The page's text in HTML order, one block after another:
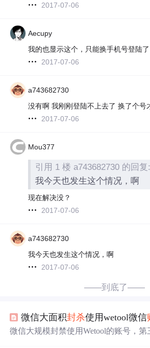
2017-07-06
Aecupy
我的也显示这个，只能换手机号登陆了
2017-07-06
a743682730
没有啊 我刚刚登陆不上去了 换了个号
2017-07-06
Mou377
引用 1 楼 a743682730 的回复:
我今天也发生这个情况，啊
现在解决没？
2017-07-06
a743682730
我今天也发生这个情况，啊
2017-07-06
——到底了——
微信大面积封杀使用wetool微信
微信大规模封禁使用Wetool的账号，第